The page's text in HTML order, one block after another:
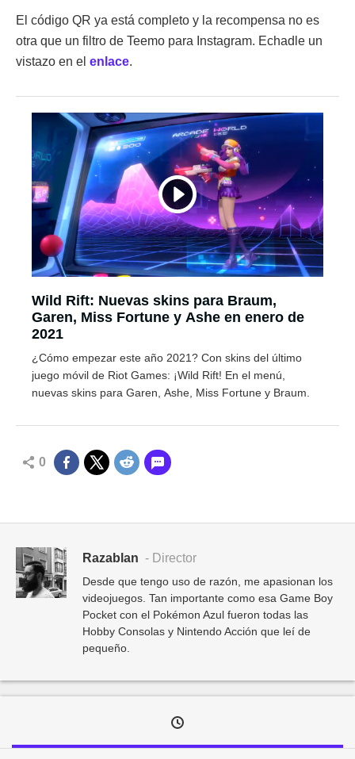
El código QR ya está completo y la recompensa no es
otra que un filtro de Teemo para Instagram. Echadle un
vistazo en el enlace.
Wild Rift: Nuevas skins para Braum,
Garen, Miss Fortune y Ashe en enero de
2021
¿Cómo empezar este año 2021? Con skins del último
juego móvil de Riot Games: ¡Wild Rift! En el menú,
nuevas skins para Garen, Ashe, Miss Fortune y Braum.
0
Razablan - Director
Desde que tengo uso de razón, me apasionan los
videojuegos. Tan importante como esa Game Boy
Pocket con el Pokémon Azul fueron todas las
Hobby Consolas y Nintendo Acción que leí de
pequeño.